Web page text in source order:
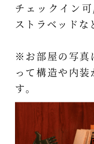
チェックイン
ストラベッドな
※お部屋の写真
って構造や内
す。